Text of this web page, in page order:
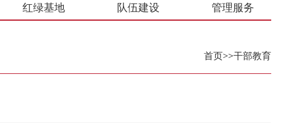
红绿基地 队伍建设 管理服务
首页>>干部教育